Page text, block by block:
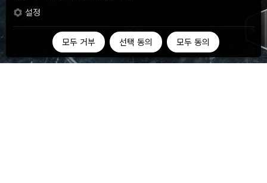
설정
모두 거부 선택 동의 모두 동의